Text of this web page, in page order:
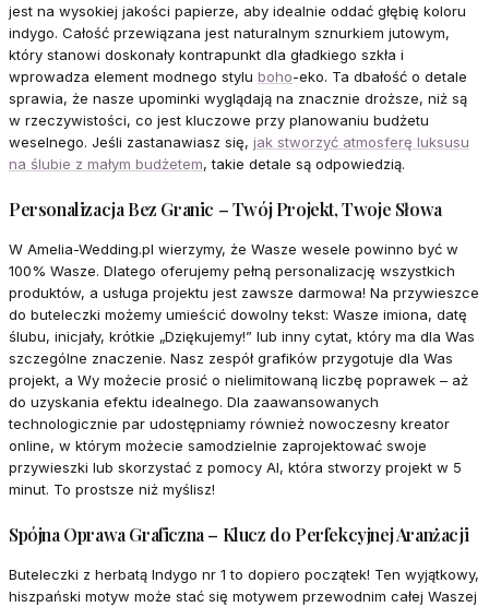
jest na wysokiej jakości papierze, aby idealnie oddać głębię koloru
indygo. Całość przewiązana jest naturalnym sznurkiem jutowym,
który stanowi doskonały kontrapunkt dla gładkiego szkła i
wprowadza element modnego stylu boho-eko. Ta dbałość o detale
sprawia, że nasze upominki wyglądają na znacznie droższe, niż są
w rzeczywistości, co jest kluczowe przy planowaniu budżetu
weselnego. Jeśli zastanawiasz się, jak stworzyć atmosferę luksusu
na ślubie z małym budżetem, takie detale są odpowiedzią.
Personalizacja Bez Granic – Twój Projekt, Twoje Słowa
W Amelia-Wedding.pl wierzymy, że Wasze wesele powinno być w
100% Wasze. Dlatego oferujemy pełną personalizację wszystkich
produktów, a usługa projektu jest zawsze darmowa! Na przywieszce
do buteleczki możemy umieścić dowolny tekst: Wasze imiona, datę
ślubu, inicjały, krótkie „Dziękujemy!” lub inny cytat, który ma dla Was
szczególne znaczenie. Nasz zespół grafików przygotuje dla Was
projekt, a Wy możecie prosić o nielimitowaną liczbę poprawek – aż
do uzyskania efektu idealnego. Dla zaawansowanych
technologicznie par udostępniamy również nowoczesny kreator
online, w którym możecie samodzielnie zaprojektować swoje
przywieszki lub skorzystać z pomocy AI, która stworzy projekt w 5
minut. To prostsze niż myślisz!
Spójna Oprawa Graficzna – Klucz do Perfekcyjnej Aranżacji
Buteleczki z herbatą Indygo nr 1 to dopiero początek! Ten wyjątkowy,
hiszpański motyw może stać się motywem przewodnim całej Waszej